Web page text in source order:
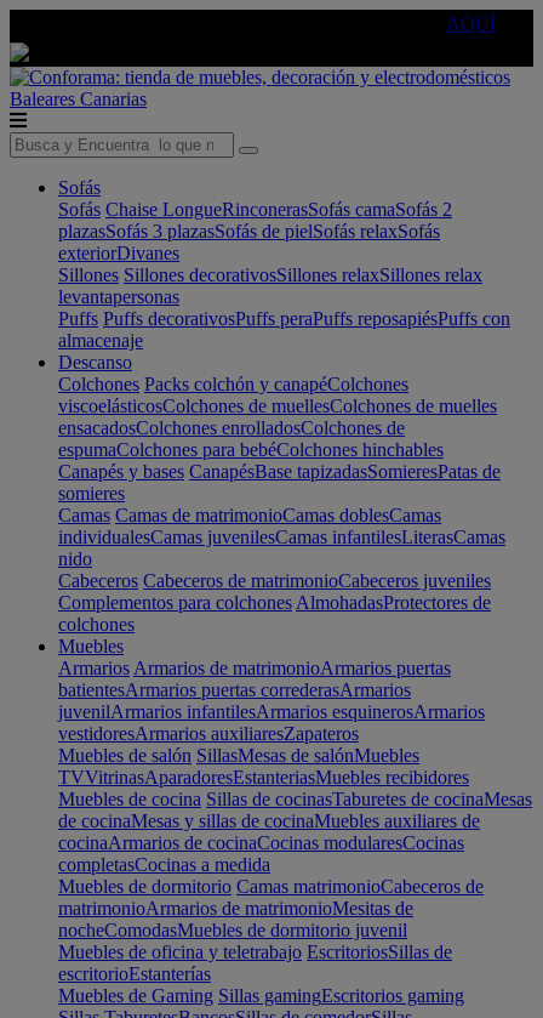
AQUÍ
Baleares Canarias
Sofás
Sofás Chaise LongueRinconerasSofás camaSofás 2
plazasSofás 3 plazasSofás de pielSofás relaxSofás
exteriorDivanes
Sillones Sillones decorativosSillones relaxSillones relax
levantapersonas
Puffs Puffs decorativosPuffs peraPuffs reposapiésPuffs con
almacenaje
Descanso
Colchones Packs colchón y canapéColchones
viscoelásticosColchones de muellesColchones de muelles
ensacadosColchones enrolladosColchones de
espumaColchones para bebéColchones hinchables
Canapés y bases CanapésBase tapizadasSomieresPatas de
somieres
Camas Camas de matrimonioCamas doblesCamas
individualesCamas juvenilesCamas infantilesLiterasCamas
nido
Cabeceros Cabeceros de matrimonioCabeceros juveniles
Complementos para colchones AlmohadasProtectores de
colchones
Muebles
Armarios Armarios de matrimonioArmarios puertas
batientesArmarios puertas correderasArmarios
juvenilArmarios infantilesArmarios esquinerosArmarios
vestidoresArmarios auxiliaresZapateros
Muebles de salón SillasMesas de salónMuebles
TVVitrinasAparadoresEstanteriasMuebles recibidores
Muebles de cocina Sillas de cocinasTaburetes de cocinaMesas
de cocinaMesas y sillas de cocinaMuebles auxiliares de
cocinaArmarios de cocinaCocinas modularesCocinas
completasCocinas a medida
Muebles de dormitorio Camas matrimonioCabeceros de
matrimonioArmarios de matrimonioMesitas de
nocheComodasMuebles de dormitorio juvenil
Muebles de oficina y teletrabajo EscritoriosSillas de
escritorioEstanterías
Muebles de Gaming Sillas gamingEscritorios gaming